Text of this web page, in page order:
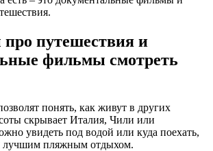
путешествия и
фильмы смотреть
понять, как живут в других
скрывает Италия, Чили или
увидеть под водой или куда поехать,
лучшим пляжным отдыхом.